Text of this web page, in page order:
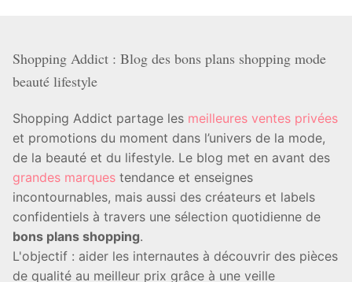
Shopping Addict : Blog des bons plans shopping mode
beauté lifestyle
Shopping Addict partage les meilleures ventes privées
et promotions du moment dans l’univers de la mode,
de la beauté et du lifestyle. Le blog met en avant des
grandes marques tendance et enseignes
incontournables, mais aussi des créateurs et labels
confidentiels à travers une sélection quotidienne de
bons plans shopping.
L'objectif : aider les internautes à découvrir des pièces
de qualité au meilleur prix grâce à une veille